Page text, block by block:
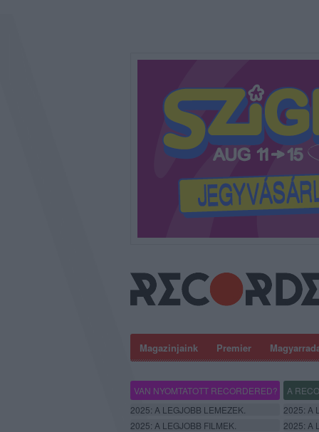
Magazinjaink Premier
VAN NYOMTATOTT RECORDERED? A
2025: A LEGJOBB LEMEZEK.
2025: A
2025: A LEGJOBB FILMEK.
2025: A